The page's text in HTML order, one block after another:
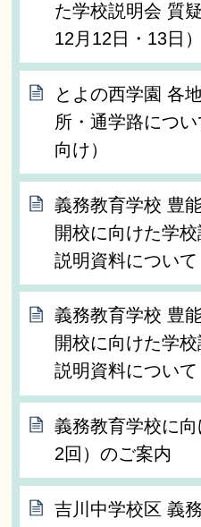
た学校説明会 質
12月12日・13日）
とよの西学園 各
所・通学路につ
向け）
義務教育学校 豊
開校に向けた学
説明資料について
義務教育学校 豊
開校に向けた学
説明資料について
義務教育学校に
2回）のご案内
吉川中学校区 義